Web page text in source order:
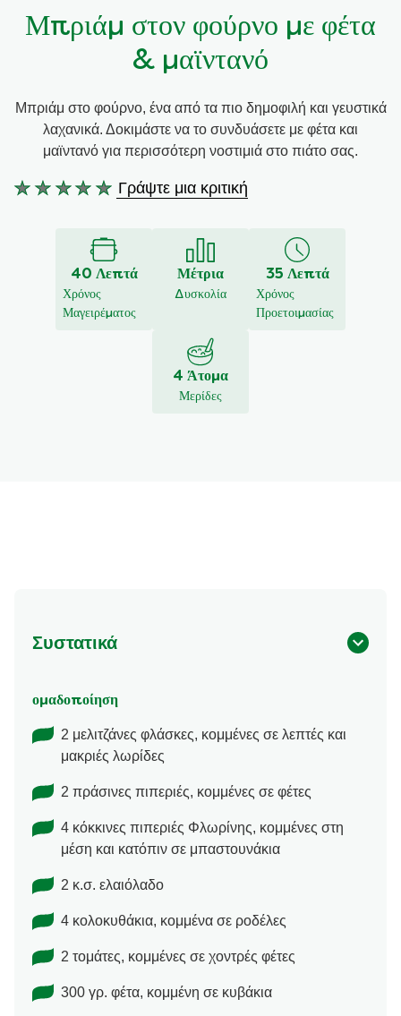
Συνταγές από την Μαργαρίτα Νικολαΐδη
Μπριάμ στον φούρνο με φέτα
& μαϊντανό
Mπριάμ στο φούρνο, ένα από τα πιο δημοφιλή και γευστικά
λαχανικά. Δοκιμάστε να το συνδυάσετε με φέτα και
μαϊντανό για περισσότερη νοστιμιά στο πιάτο σας.
Δεν
αξιολογήσεις
Γράψτε μια κριτική
40 Λεπτά
Χρόνος
Μαγειρέματος
Μέτρια
Δυσκολία
35 Λεπτά
Χρόνος
Προετοιμασίας
4 Άτομα
Μερίδες
Συστατικά
ομαδοποίηση
2 μελιτζάνες φλάσκες, κομμένες σε λεπτές και
μακριές λωρίδες
2 πράσινες πιπεριές, κομμένες σε φέτες
4 κόκκινες πιπεριές Φλωρίνης, κομμένες στη
μέση και κατόπιν σε μπαστουνάκια
2 κ.σ. ελαιόλαδο
4 κολοκυθάκια, κομμένα σε ροδέλες
2 τομάτες, κομμένες σε χοντρές φέτες
300 γρ. φέτα, κομμένη σε κυβάκια